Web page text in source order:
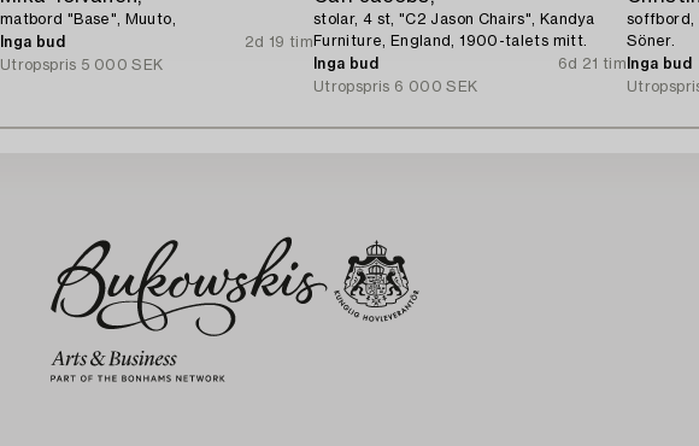
matbord "Base", Muuto,
Inga bud
2d 19 tim
Utropspris 5 000 SEK
stolar, 4 st, "C2 Jason Chairs", Kandya
Furniture, England, 1900-talets mitt.
Inga bud
6d 21 tim
Utropspris 6 000 SEK
soffbord,
Söner.
Inga bud